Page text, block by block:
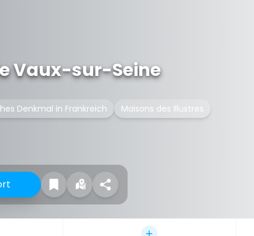
Vaux-sur-Seine
Denkmal in Frankreich
Maisons des Illustres